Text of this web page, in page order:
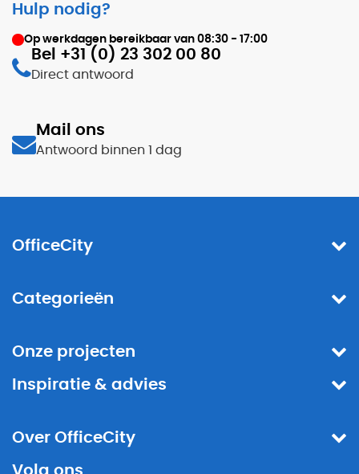
Hulp nodig?
Op werkdagen bereikbaar van 08:30 - 17:00
Bel +31 (0) 23 302 00 80
Direct antwoord
Mail ons
Antwoord binnen 1 dag
OfficeCity
Categorieën
Onze projecten
Inspiratie & advies
Over OfficeCity
Volg ons